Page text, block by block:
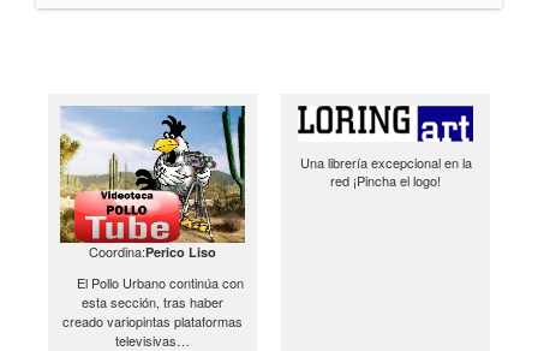
Coordina:Perico Liso
El Pollo Urbano continúa con
esta sección, tras haber
creado variopintas plataformas
televisivas…
Una librería excepcional en la
red ¡Pincha el logo!